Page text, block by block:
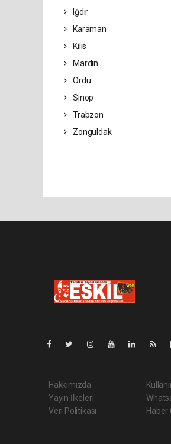
Iğdır
Karaman
Kilis
Mardin
Ordu
Sinop
Trabzon
Zonguldak
Hakkımızda
Yayın İlkeleri
Veri Politikası
Haber